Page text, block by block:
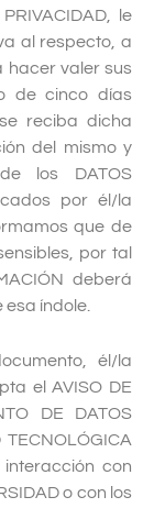
le
al respecto, a
hacer valer sus
de cinco días
reciba dicha
del mismo y
los DATOS
por él/la
que de
por tal
deberá
índole.
él/la
el AVISO DE
DE DATOS
interacción con
o con los